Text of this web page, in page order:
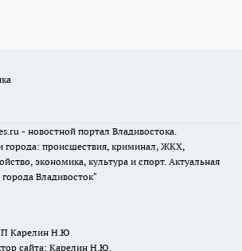
- новостной портал Владивостока.
города: происшествия, криминал, ЖКХ,
экономика, культура и спорт. Актуальная
Владивосток"
Карелин Н.Ю
сайта: Карелин Н.Ю.